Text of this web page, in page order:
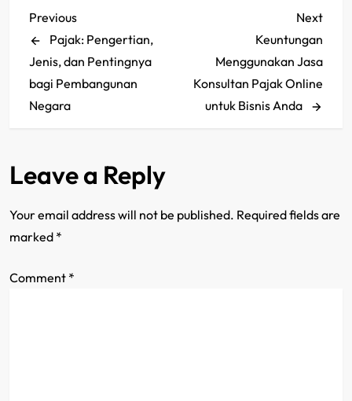
P
o
s
a
v
Previous
Post
Previous
Pajak: Pengertian,
Jenis, dan Pentingnya
bagi Pembangunan
Negara
Next
Next
Keuntungan
Menggunakan Jasa
Konsultan Pajak Online
untuk Bisnis Anda
Leave a Reply
Your email address will not be published. Required fields are
marked *
Comment *